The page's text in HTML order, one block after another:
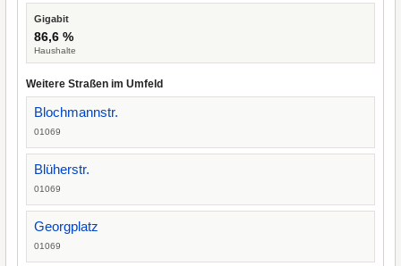
Gigabit
86,6 %
Haushalte
Weitere Straßen im Umfeld
Blochmannstr.
01069
Blüherstr.
01069
Georgplatz
01069